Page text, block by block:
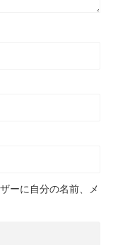
ーに自分の名前、メ